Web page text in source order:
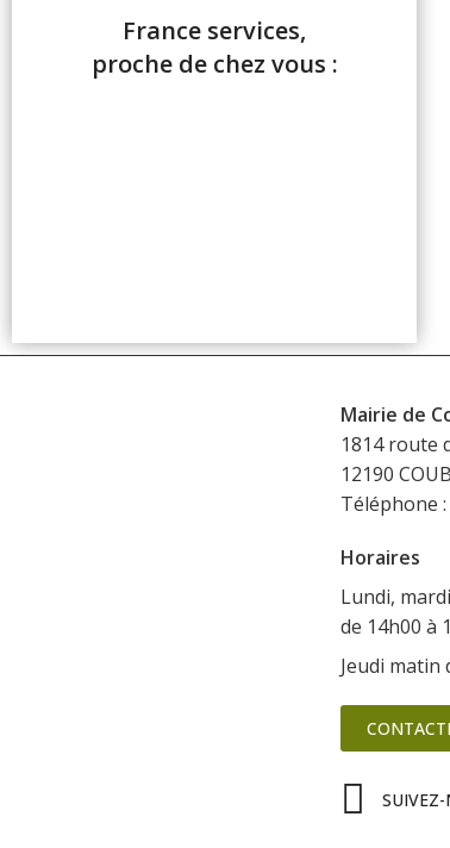
France services,
proche de chez vous :
Mairie de
1814 route
12190
Téléphone :
Horaires
Lundi,
de 14h00 à
Jeudi matin